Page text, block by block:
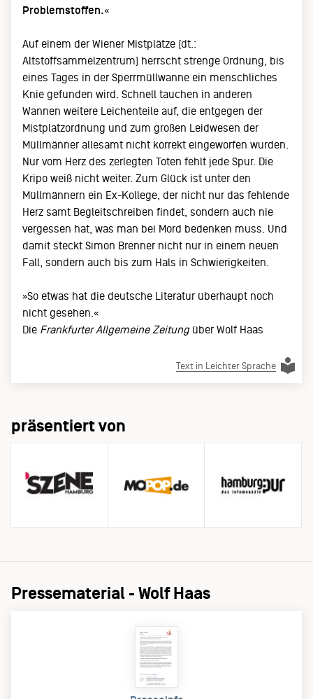
Problemstoffen.«
Auf einem der Wiener Mistplätze (dt.:
Altstoffsammelzentrum) herrscht strenge Ordnung, bis
eines Tages in der Sperrmüllwanne ein menschliches
Knie gefunden wird. Schnell tauchen in anderen
Wannen weitere Leichenteile auf, die entgegen der
Mistplatzordnung und zum großen Leidwesen der
Müllmänner allesamt nicht korrekt eingeworfen wurden.
Nur vom Herz des zerlegten Toten fehlt jede Spur. Die
Kripo weiß nicht weiter. Zum Glück ist unter den
Müllmännern ein Ex-Kollege, der nicht nur das fehlende
Herz samt Begleitschreiben findet, sondern auch nie
vergessen hat, was man bei Mord bedenken muss. Und
damit steckt Simon Brenner nicht nur in einem neuen
Fall, sondern auch bis zum Hals in Schwierigkeiten.
»So etwas hat die deutsche Literatur überhaupt noch
nicht gesehen.«
Die Frankfurter Allgemeine Zeitungüber Wolf Haas
Text in Leichter Sprache
präsentiert von
Pressematerial - Wolf Haas